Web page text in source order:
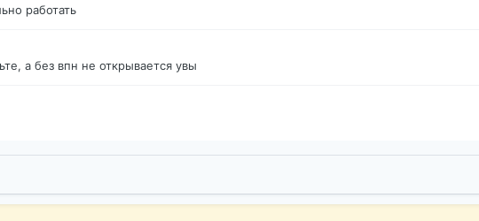
работать
а без впн не открывается увы